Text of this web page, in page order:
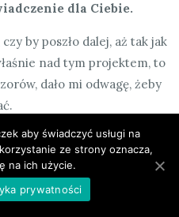
dla Ciebie.
by poszło dalej, aż tak jak
nad tym projektem, to
dało mi odwagę, żeby
przerobionej.
klockową
aby świadczyć usługi na
ze strony oznacza,
na ich użycie.
prywatności